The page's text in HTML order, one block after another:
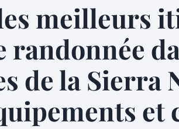
meilleurs
randonnée
de la Sierra
et